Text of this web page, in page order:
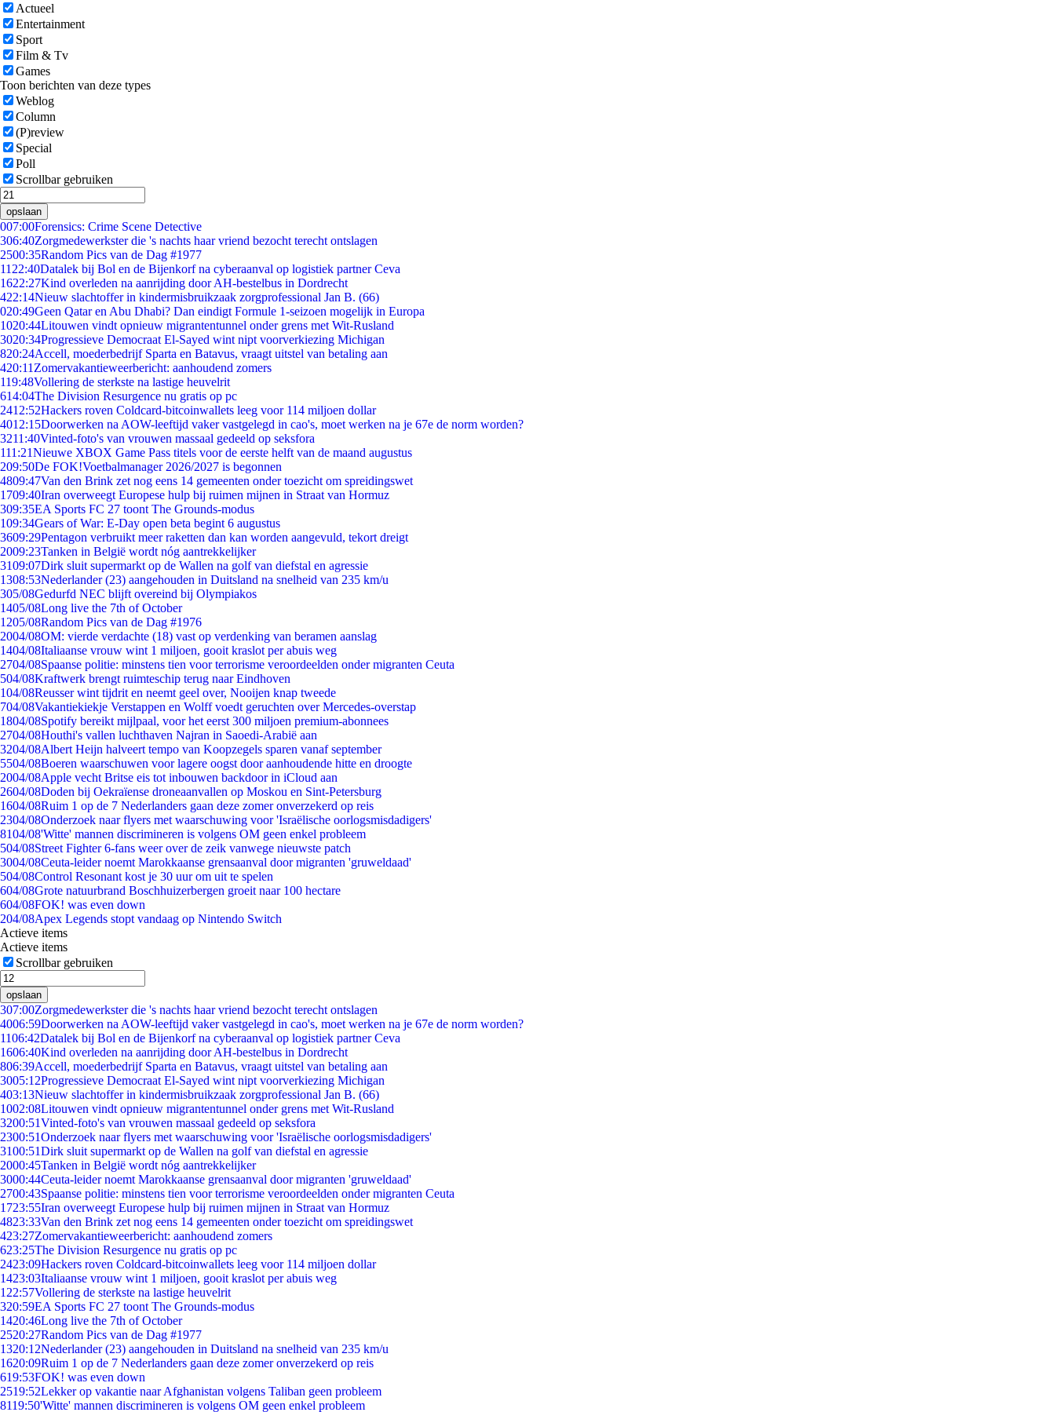
Actueel
Entertainment
Sport
Film & Tv
Games
Toon berichten van deze types
Weblog
Column
(P)review
Special
Poll
Scrollbar gebruiken
opslaan
007:00Forensics: Crime Scene Detective
306:40Zorgmedewerkster die 's nachts haar vriend bezocht terecht ontslagen
2500:35Random Pics van de Dag #1977
11 22:40Datalek bij Bol en de Bijenkorf na cyberaanval op logistiek partner Ceva
1622:27Kind overleden na aanrijding door AH-bestelbus in Dordrecht
422:14Nieuw slachtoffer in kindermisbruikzaak zorgprofessional Jan B. (66)
020:49Geen Qatar en Abu Dhabi? Dan eindigt Formule 1-seizoen mogelijk in Europa
1020:44Litouwen vindt opnieuw migrantentunnel onder grens met Wit-Rusland
3020:34Progressieve Democraat El-Sayed wint nipt voorverkiezing Michigan
820:24Accell, moederbedrijf Sparta en Batavus, vraagt uitstel van betaling aan
420:11 Zomervakantieweerbericht: aanhoudend zomers
119:48Vollering de sterkste na lastige heuvelrit
614:04The Division Resurgence nu gratis op pc
2412:52Hackers roven Coldcard-bitcoinwallets leeg voor 114 miljoen dollar
4012:15Doorwerken na AOW-leeftijd vaker vastgelegd in cao's, moet werken na je 67e de norm worden?
3211:40Vinted-foto's van vrouwen massaal gedeeld op seksfora
111:21Nieuwe XBOX Game Pass titels voor de eerste helft van de maand augustus
209:50De FOK!Voetbalmanager 2026/2027 is begonnen
4809:47Van den Brink zet nog eens 14 gemeenten onder toezicht om spreidingswet
1709:40Iran overweegt Europese hulp bij ruimen mijnen in Straat van Hormuz
309:35EA Sports FC 27 toont The Grounds-modus
109:34Gears of War: E-Day open beta begint 6 augustus
3609:29Pentagon verbruikt meer raketten dan kan worden aangevuld, tekort dreigt
2009:23Tanken in België wordt nóg aantrekkelijker
3109:07Dirk sluit supermarkt op de Wallen na golf van diefstal en agressie
1308:53Nederlander (23) aangehouden in Duitsland na snelheid van 235 km/u
305/08Gedurfd NEC blijft overeind bij Olympiakos
1405/08Long live the 7th of October
1205/08Random Pics van de Dag #1976
2004/08OM: vierde verdachte (18) vast op verdenking van beramen aanslag
1404/08Italiaanse vrouw wint 1 miljoen, gooit kraslot per abuis weg
2704/08Spaanse politie: minstens tien voor terrorisme veroordeelden onder migranten Ceuta
504/08Kraftwerk brengt ruimteschip terug naar Eindhoven
104/08Reusser wint tijdrit en neemt geel over, Nooijen knap tweede
704/08Vakantiekiekje Verstappen en Wolff voedt geruchten over Mercedes-overstap
1804/08Spotify bereikt mijlpaal, voor het eerst 300 miljoen premium-abonnees
2704/08Houthi's vallen luchthaven Najran in Saoedi-Arabië aan
3204/08Albert Heijn halveert tempo van Koopzegels sparen vanaf september
5504/08Boeren waarschuwen voor lagere oogst door aanhoudende hitte en droogte
2004/08Apple vecht Britse eis tot inbouwen backdoor in iCloud aan
2604/08Doden bij Oekraïense droneaanvallen op Moskou en Sint-Petersburg
1604/08Ruim 1 op de 7 Nederlanders gaan deze zomer onverzekerd op reis
2304/08Onderzoek naar flyers met waarschuwing voor 'Israëlische oorlogsmisdadigers'
8104/08'Witte' mannen discrimineren is volgens OM geen enkel probleem
504/08Street Fighter 6-fans weer over de zeik vanwege nieuwste patch
3004/08Ceuta-leider noemt Marokkaanse grensaanval door migranten 'gruweldaad'
504/08Control Resonant kost je 30 uur om uit te spelen
604/08Grote natuurbrand Boschhuizerbergen groeit naar 100 hectare
604/08FOK! was even down
204/08Apex Legends stopt vandaag op Nintendo Switch
Actieve items
Actieve items
Scrollbar gebruiken
opslaan
307:00Zorgmedewerkster die 's nachts haar vriend bezocht terecht ontslagen
4006:59Doorwerken na AOW-leeftijd vaker vastgelegd in cao's, moet werken na je 67e de norm worden?
1106:42Datalek bij Bol en de Bijenkorf na cyberaanval op logistiek partner Ceva
1606:40Kind overleden na aanrijding door AH-bestelbus in Dordrecht
806:39Accell, moederbedrijf Sparta en Batavus, vraagt uitstel van betaling aan
3005:12Progressieve Democraat El-Sayed wint nipt voorverkiezing Michigan
403:13Nieuw slachtoffer in kindermisbruikzaak zorgprofessional Jan B. (66)
1002:08Litouwen vindt opnieuw migrantentunnel onder grens met Wit-Rusland
3200:51Vinted-foto's van vrouwen massaal gedeeld op seksfora
2300:51Onderzoek naar flyers met waarschuwing voor 'Israëlische oorlogsmisdadigers'
3100:51Dirk sluit supermarkt op de Wallen na golf van diefstal en agressie
2000:45Tanken in België wordt nóg aantrekkelijker
3000:44Ceuta-leider noemt Marokkaanse grensaanval door migranten 'gruweldaad'
2700:43Spaanse politie: minstens tien voor terrorisme veroordeelden onder migranten Ceuta
1723:55Iran overweegt Europese hulp bij ruimen mijnen in Straat van Hormuz
4823:33Van den Brink zet nog eens 14 gemeenten onder toezicht om spreidingswet
423:27Zomervakantieweerbericht: aanhoudend zomers
623:25The Division Resurgence nu gratis op pc
2423:09Hackers roven Coldcard-bitcoinwallets leeg voor 114 miljoen dollar
1423:03Italiaanse vrouw wint 1 miljoen, gooit kraslot per abuis weg
1 22:57Vollering de sterkste na lastige heuvelrit
320:59EA Sports FC 27 toont The Grounds-modus
1420:46Long live the 7th of October
2520:27Random Pics van de Dag #1977
1320:12Nederlander (23) aangehouden in Duitsland na snelheid van 235 km/u
1620:09Ruim 1 op de 7 Nederlanders gaan deze zomer onverzekerd op reis
619:53FOK! was even down
2519:52Lekker op vakantie naar Afghanistan volgens Taliban geen probleem
8119:50'Witte' mannen discrimineren is volgens OM geen enkel probleem